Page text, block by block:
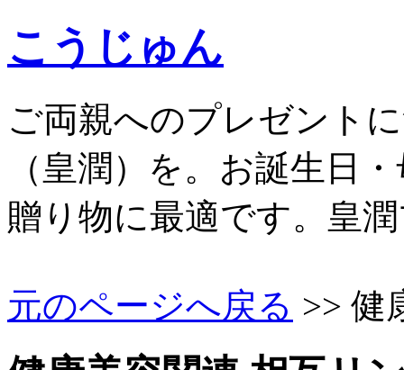
こうじゅん
ご両親へのプレゼント
（皇潤）を。お誕生日
贈り物に最適です。皇
元のページへ戻る >> 健